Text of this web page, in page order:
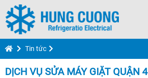
Tin tức
DỊCH VỤ SỬA MÁY GIẶT QUẬN 4